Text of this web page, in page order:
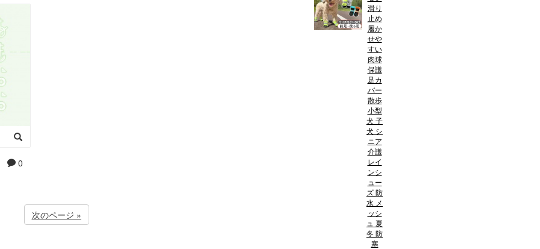
滑り
止め
履か
せや
すい
肉球
保護
足カ
バー
散歩
小型
犬 子
犬 シ
ニア
介護
レイ
ンシ
ュー
ズ 防
水 メ
ッシ
ュ 夏
冬 防
寒
0
次のページ »